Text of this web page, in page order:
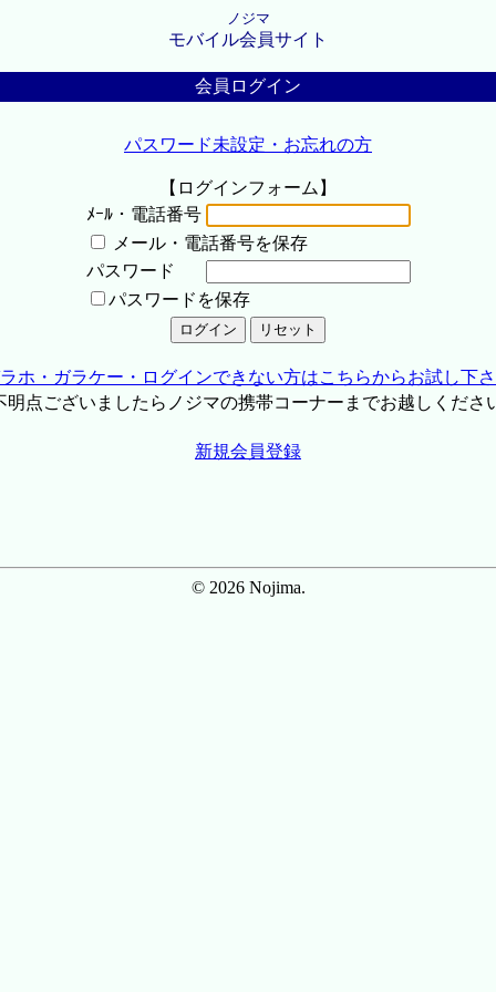
ノジマ
モバイル会員サイト
会員ログイン
パスワード未設定・お忘れの方
【ログインフォーム】
ﾒｰﾙ・電話番号
メール・電話番号を保存
パスワード
パスワードを保存
ホ・ガラケー・ログインできない方はこちらからお試し下
点ございましたらノジマの携帯コーナーまでお越しくださ
新規会員登録
© 2026 Nojima.